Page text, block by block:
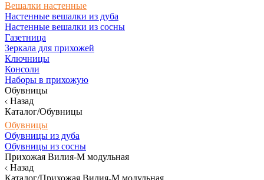
Вешалки настенные
Настенные вешалки из дуба
Настенные вешалки из сосны
Газетница
Зеркала для прихожей
Ключницы
Консоли
Наборы в прихожую
Обувницы
Назад
Каталог/Обувницы
Обувницы
Обувницы из дуба
Обувницы из сосны
Прихожая Вилия-М модульная
Назад
Каталог/Прихожая Вилия-М модульная